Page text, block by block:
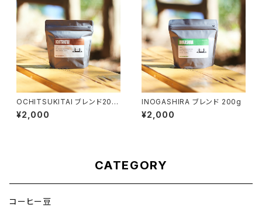
OCHITSUKITAI ブレンド200
g
¥2,000
INOGASHIRA ブレンド 200g
¥2,000
CATEGORY
コーヒー豆